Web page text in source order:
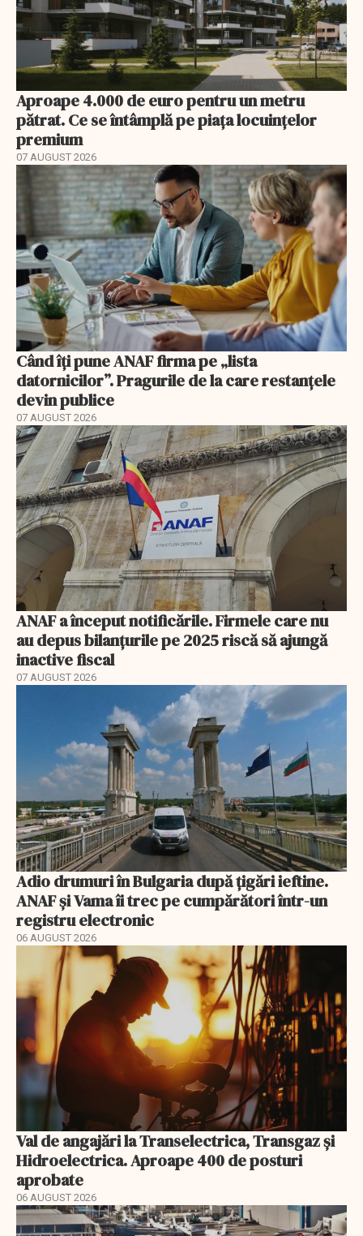
Aproape 4.000 de euro pentru un metru
pătrat. Ce se întâmplă pe piața locuințelor
premium
07 AUGUST 2026
Când îți pune ANAF firma pe „lista
datornicilor”. Pragurile de la care restanțele
devin publice
07 AUGUST 2026
ANAF a început notificările. Firmele care nu
au depus bilanțurile pe 2025 riscă să ajungă
inactive fiscal
07 AUGUST 2026
Adio drumuri în Bulgaria după țigări ieftine.
ANAF și Vama îi trec pe cumpărători într-un
registru electronic
06 AUGUST 2026
Val de angajări la Transelectrica, Transgaz și
Hidroelectrica. Aproape 400 de posturi
aprobate
06 AUGUST 2026